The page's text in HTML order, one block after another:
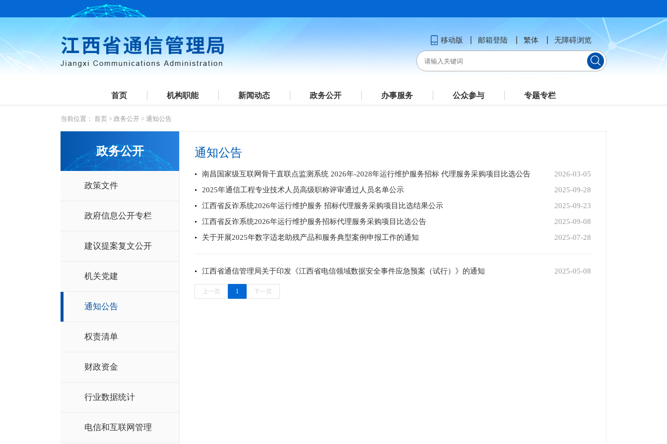
移动版 邮箱登陆 繁体 无障碍浏览
首页 机构职能 新闻动态 政务公开 办事服务 公众参与 专题专栏
当前位置： 首页 > 政务公开 > 通知公告
政务公开
政策文件
政府信息公开专栏
建议提案复文公开
机关党建
通知公告
权责清单
财政资金
行业数据统计
电信和互联网管理
通知公告
2026-03-05
南昌国家级互联网骨干直联点监测系统 2026年-2028年运行维护服务招标 代理服务采购项目比选公告
2025-09-28
2025年通信工程专业技术人员高级职称评审通过人员名单公示
2025-09-23
江西省反诈系统2026年运行维护服务 招标代理服务采购项目比选结果公示
2025-09-08
江西省反诈系统2026年运行维护服务招标代理服务采购项目比选公告
2025-07-28
关于开展2025年数字适老助残产品和服务典型案例申报工作的通知
2025-05-08
江西省通信管理局关于印发《江西省电信领域数据安全事件应急预案（试行）》的通知
上一页 1 下一页